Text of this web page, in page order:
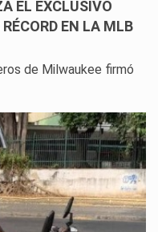
EL EXCLUSIVO
EN LA MLB
de Milwaukee firmó